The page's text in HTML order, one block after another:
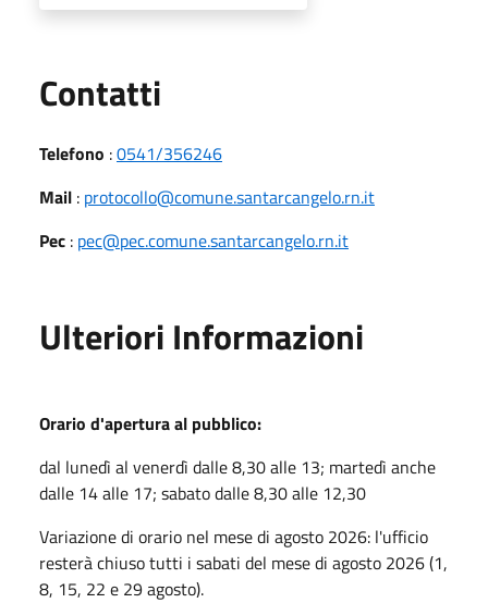
Contatti
Telefono :0541/356246
Mail : protocollo@comune.santarcangelo.rn.it
Pec : pec@pec.comune.santarcangelo.rn.it
Ulteriori Informazioni
Orario d'apertura al pubblico:
dal lunedì al venerdì dalle 8,30 alle 13; martedì anche
dalle 14 alle 17; sabato dalle 8,30 alle 12,30
Variazione di orario nel mese di agosto 2026: l'ufficio
resterà chiuso tutti i sabati del mese di agosto 2026 (1,
8, 15, 22 e 29 agosto).